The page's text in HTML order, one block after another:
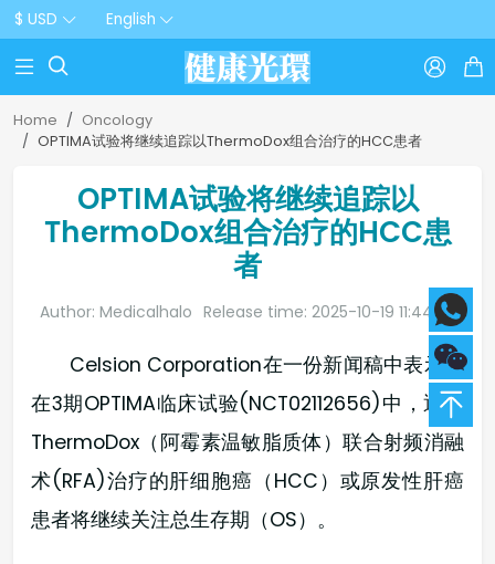
$ USD English
  
Home
Oncology
OPTIMA试验将继续追踪以ThermoDox组合治疗的HCC患者
OPTIMA试验将继续追踪以
ThermoDox组合治疗的HCC患
者
Author: Medicalhalo Release time: 2025-10-19 11:44:20
Celsion Corporation在一份新闻稿中表示：
在3期OPTIMA临床试验(NCT02112656)中，通过
ThermoDox（阿霉素温敏脂质体）联合射频消融
术(RFA)治疗的肝细胞癌（HCC）或原发性肝癌
患者将继续关注总生存期（OS）。